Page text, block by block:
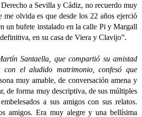
a Sevilla y Cádiz, no recuerdo muy
me olvida es que desde los 22 años ejerció
un bufete instalado en la calle Pi y Margall
en su casa de Viera y Clavijo”.
que compartió su amistad
con el aludido matrimonio, confesó que
muy amable, de conversación amena y
de forma muy descriptiva, de sus múltiples
a sus amigos con sus relatos.
amigos. Era muy alegre y una bellísima